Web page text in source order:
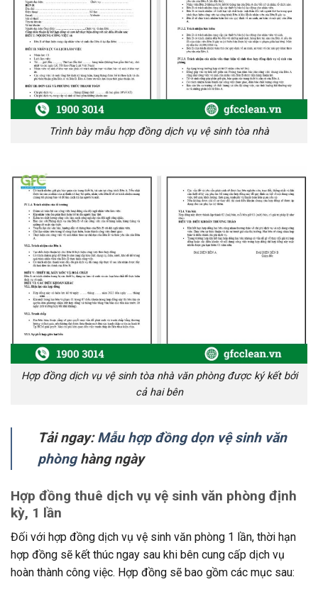
Trình bày mẫu hợp đồng dịch vụ vệ sinh tòa nhà
Hợp đồng dịch vụ vệ sinh tòa nhà văn phòng được ký kết bởi
cả hai bên
Tải ngay:Mẫu hợp đồng dọn vệ sinh văn
phònghàng ngày
Hợp đồng thuê dịch vụ vệ sinh văn phòng định
kỳ, 1 lần
Đối với hợp đồng dịch vụ vệ sinh văn phòng 1 lần, thời hạn
hợp đồng sẽ kết thúc ngay sau khi bên cung cấp dịch vụ
hoàn thành công việc. Hợp đồng sẽ bao gồm các mục sau: